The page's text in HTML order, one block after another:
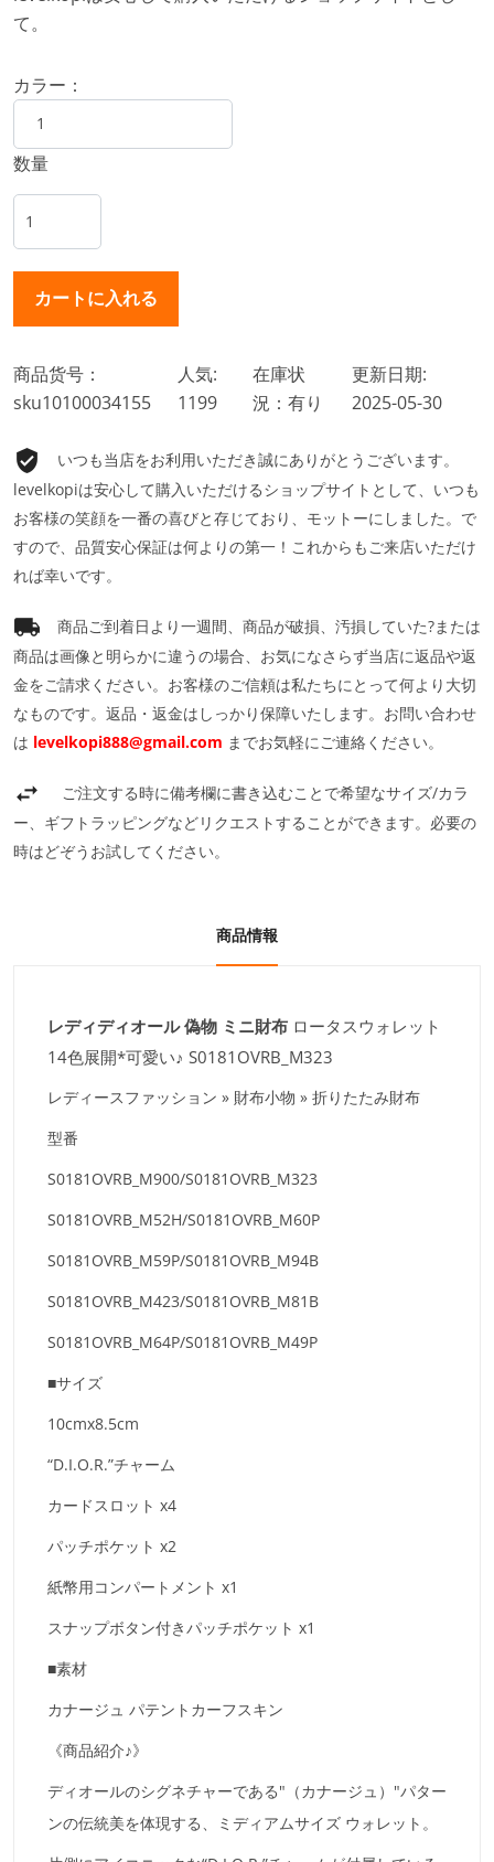
て。
カラー：
数量
商品货号：
sku10100034155
人気:
1199
在庫状
況：有り
更新日期:
2025-05-30
いつも当店をお利用いただき誠にありがとうございます。
levelkopiは安心して購入いただけるショップサイトとして、いつも
お客様の笑顔を一番の喜びと存じており、モットーにしました。で
すので、品質安心保証は何よりの第一！これからもご来店いただけ
れば幸いです。
商品ご到着日より一週間、商品が破損、汚損していた?または
商品は画像と明らかに違うの場合、お気になさらず当店に返品や返
金をご請求ください。お客様のご信頼は私たちにとって何より大切
なものです。返品・返金はしっかり保障いたします。お問い合わせ
は levelkopi888@gmail.com までお気軽にご連絡ください。
ご注文する時に備考欄に書き込むことで希望なサイズ/カラ
ー、ギフトラッピングなどリクエストすることができます。必要の
時はどぞうお試してください。
商品情報
レディディオール 偽物 ミニ財布 ロータスウォレット
14色展開*可愛い♪ S0181OVRB_M323
レディースファッション » 財布小物 » 折りたたみ財布
型番
S0181OVRB_M900/S0181OVRB_M323
S0181OVRB_M52H/S0181OVRB_M60P
S0181OVRB_M59P/S0181OVRB_M94B
S0181OVRB_M423/S0181OVRB_M81B
S0181OVRB_M64P/S0181OVRB_M49P
■サイズ
10cmx8.5cm
“D.I.O.R.”チャーム
カードスロット x4
パッチポケット x2
紙幣用コンパートメント x1
スナップボタン付きパッチポケット x1
■素材
カナージュ パテントカーフスキン
《商品紹介♪》
ディオールのシグネチャーである"（カナージュ）"パター
ンの伝統美を体現する、ミディアムサイズ ウォレット。